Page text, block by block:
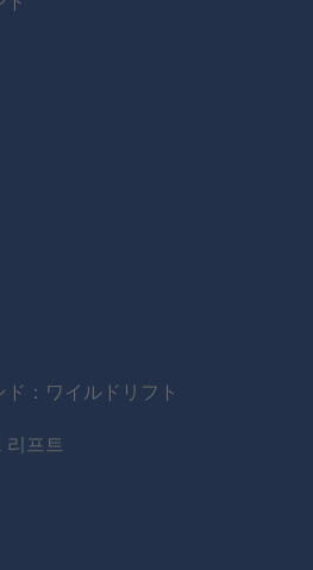
：ワイルドリフト
리프트